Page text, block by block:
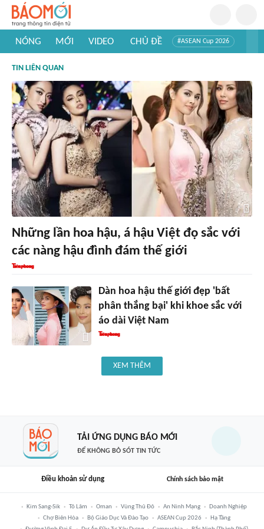
NÓNG MỚI VIDEO CHỦ ĐỀ #ASEAN Cup 2026
#Khám phá thế giới
TIN LIÊN QUAN
Những lần hoa hậu, á hậu Việt đọ sắc với
các nàng hậu đình đám thế giới
Dàn hoa hậu thế giới đẹp 'bất
phân thắng bại' khi khoe sắc với
áo dài Việt Nam
XEM THÊM
TẢI ỨNG DỤNG BÁO MỚI
ĐỂ KHÔNG BỎ SÓT TIN TỨC
Điều khoản sử dụng Chính sách bảo mật
Kim Sang-Sik Tô Lâm Oman Vùng Thủ Đô An Ninh Mạng
Doanh Nghiệp
Chợ Biên Hòa
Bộ Giáo Dục Và Đào Tạo ASEAN Cup 2026
Hạ Tầng